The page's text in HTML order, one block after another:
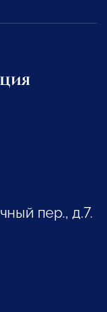
пер., д.7.